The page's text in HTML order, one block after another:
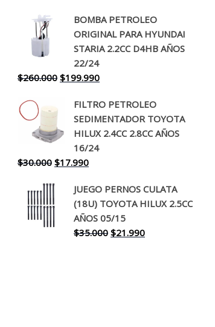
original
era:
$650.000.
actual
es:
$519.990.
BOMBA PETROLEO
ORIGINAL PARA HYUNDAI
STARIA 2.2CC D4HB AÑOS
22/24
$260.000 El
original
era:
$260.000.
$199.990El
actual
es:
$199.990.
FILTRO PETROLEO
SEDIMENTADOR TOYOTA
HILUX 2.4CC 2.8CC AÑOS
16/24
$30.000 El
original
era:
$30.000.
$17.990El
actual
es:
$17.990.
JUEGO PERNOS CULATA
(18U) TOYOTA HILUX 2.5CC
AÑOS 05/15
$35.000 El
$21.990El